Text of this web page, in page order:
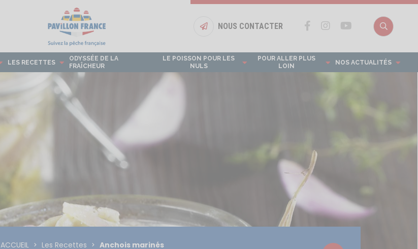
Bouton nous contacter
NOUS CONTACTER
LES RECETTES
ODYSSÉE DE LA
FRAÎCHEUR
LE POISSON POUR LES
NULS
POUR ALLER PLUS
LOIN
NOS ACTUALITÉS
ACCUEIL Les Recettes Anchois marinés